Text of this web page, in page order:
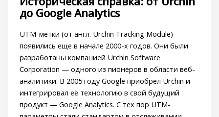
до Google Analytics
UTM-метки (от англ. Urchin Tracking Module)
появились еще в начале 2000-х годов. Они были
разработаны компанией Urchin Software
Corporation — одного из пионеров в области веб-
аналитики. В 2005 году Google приобрел Urchin и
интегрировал её технологию в свой будущий
продукт — Google Analytics. С тех пор UTM-